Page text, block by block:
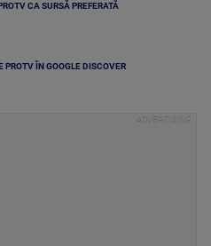
CA SURSĂ PREFERATĂ
PROTV ÎN GOOGLE DISCOVER